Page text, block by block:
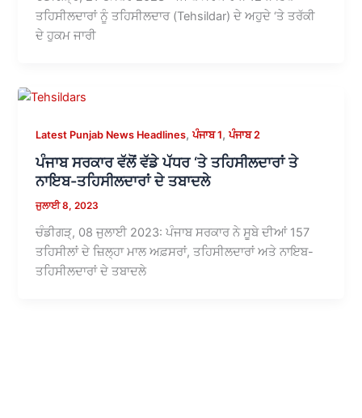
ਤਹਿਸੀਲਦਾਰਾਂ ਨੂੰ ਤਹਿਸੀਲਦਾਰ (Tehsildar) ਦੇ ਅਹੁਦੇ ‘ਤੇ ਤਰੱਕੀ
ਦੇ ਹੁਕਮ ਜਾਰੀ
Latest Punjab News Headlines,ਪੰਜਾਬ 1,ਪੰਜਾਬ 2
ਪੰਜਾਬ ਸਰਕਾਰ ਵੱਲੋਂ ਵੱਡੇ ਪੱਧਰ ‘ਤੇ ਤਹਿਸੀਲਦਾਰਾਂ ਤੇ
ਨਾਇਬ-ਤਹਿਸੀਲਦਾਰਾਂ ਦੇ ਤਬਾਦਲੇ
ਜੁਲਾਈ 8, 2023
ਚੰਡੀਗੜ੍, 08 ਜੁਲਾਈ 2023: ਪੰਜਾਬ ਸਰਕਾਰ ਨੇ ਸੂਬੇ ਦੀਆਂ 157
ਤਹਿਸੀਲਾਂ ਦੇ ਜ਼ਿਲ੍ਹਾ ਮਾਲ ਅਫ਼ਸਰਾਂ, ਤਹਿਸੀਲਦਾਰਾਂ ਅਤੇ ਨਾਇਬ-
ਤਹਿਸੀਲਦਾਰਾਂ ਦੇ ਤਬਾਦਲੇ